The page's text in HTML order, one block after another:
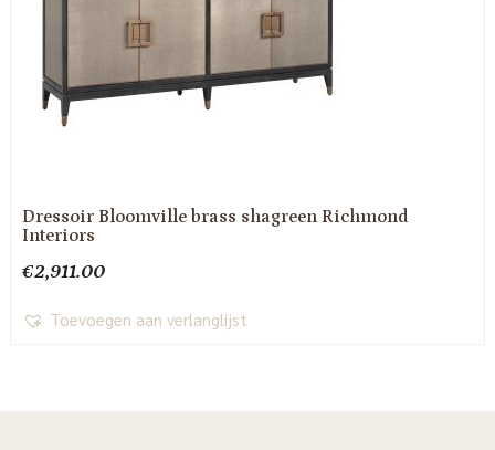
Dressoir Bloomville brass shagreen Richmond
Interiors
€2,911.00
Toevoegen aan verlanglijst